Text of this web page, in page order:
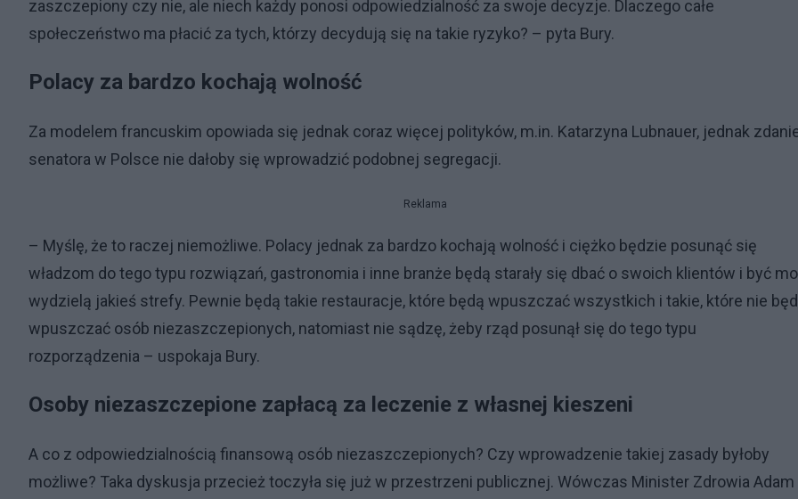
zaszczepiony czy nie, ale niech każdy ponosi odpowiedzialność za swoje decyzje. Dlaczego całe
społeczeństwo ma płacić za tych, którzy decydują się na takie ryzyko? – pyta Bury.
Polacy za bardzo kochają wolność
Za modelem francuskim opowiada się jednak coraz więcej polityków, m.in. Katarzyna Lubnauer, jednak
senatora w Polsce nie dałoby się wprowadzić podobnej segregacji.
Reklama
– Myślę, że to raczej niemożliwe. Polacy jednak za bardzo kochają wolność i ciężko będzie posunąć się
władzom do tego typu rozwiązań, gastronomia i inne branże będą starały się dbać o swoich klientów i być
wydzielą jakieś strefy. Pewnie będą takie restauracje, które będą wpuszczać wszystkich i takie, które nie
wpuszczać osób niezaszczepionych, natomiast nie sądzę, żeby rząd posunął się do tego typu
rozporządzenia – uspokaja Bury.
Osoby niezaszczepione zapłacą za leczenie z własnej kieszeni
A co z odpowiedzialnością finansową osób niezaszczepionych? Czy wprowadzenie takiej zasady byłoby
możliwe? Taka dyskusja przecież toczyła się już w przestrzeni publicznej. Wówczas Minister Zdrowia Adam